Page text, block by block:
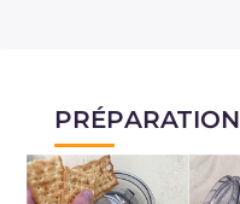
PRÉPARATION